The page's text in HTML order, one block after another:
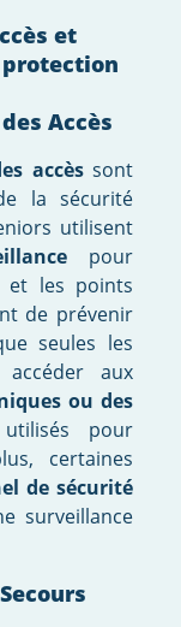
et
Accès
accès sont
la sécurité
utilisent
pour
et les points
de prévenir
seules les
accéder aux
ou des
pour
certaines
de sécurité
surveillance